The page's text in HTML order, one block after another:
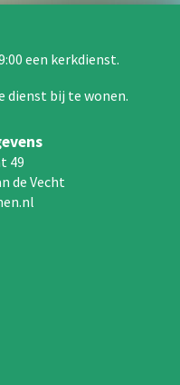
een kerkdienst.
dienst bij te wonen.
49
de Vecht